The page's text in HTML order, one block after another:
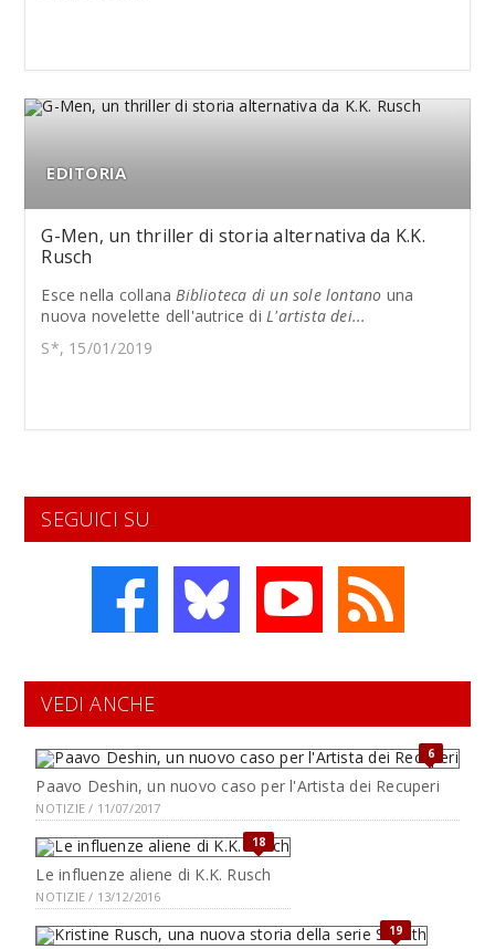
EDITORIA
G-Men, un thriller di storia alternativa da K.K.
Rusch
Esce nella collanaBiblioteca di un sole lontano una
nuova novelette dell'autrice diL'artista dei...
S*, 15/01/2019
SEGUICI SU
VEDI ANCHE
6
Paavo Deshin, un nuovo caso per l'Artista dei Recuperi
NOTIZIE / 11/07/2017
18
Le influenze aliene di K.K. Rusch
NOTIZIE / 13/12/2016
19